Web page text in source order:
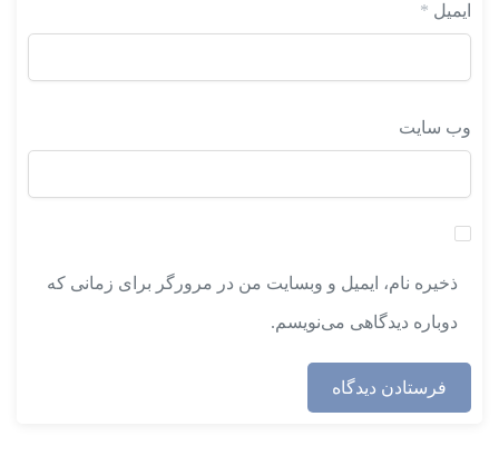
ایمیل *
وب‌ سایت
ذخیره نام، ایمیل و وبسایت من در مرورگر برای زمانی که
دوباره دیدگاهی می‌نویسم.